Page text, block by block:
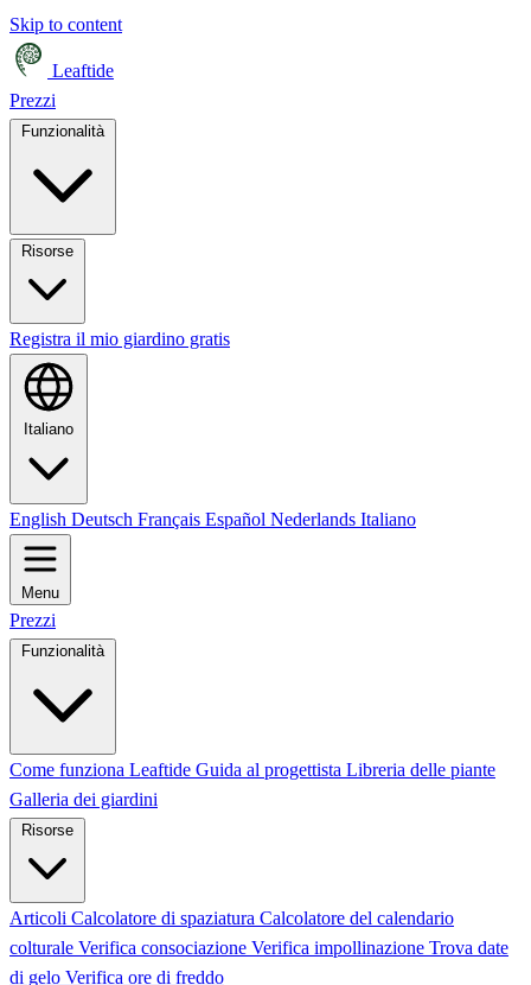
Skip to content
Leaftide
Prezzi
Funzionalità
Registra il mio giardino gratis
Italiano
English Deutsch Français Español Nederlands Italiano
Menu
Prezzi
Funzionalità
Come funziona Leaftide Guida al progettista Libreria delle piante
Galleria dei giardini
Risorse
Articoli Calcolatore di spaziatura Calcolatore del calendario
colturale Verifica consociazione Verifica impollinazione Trova date
di gelo Verifica ore di freddo